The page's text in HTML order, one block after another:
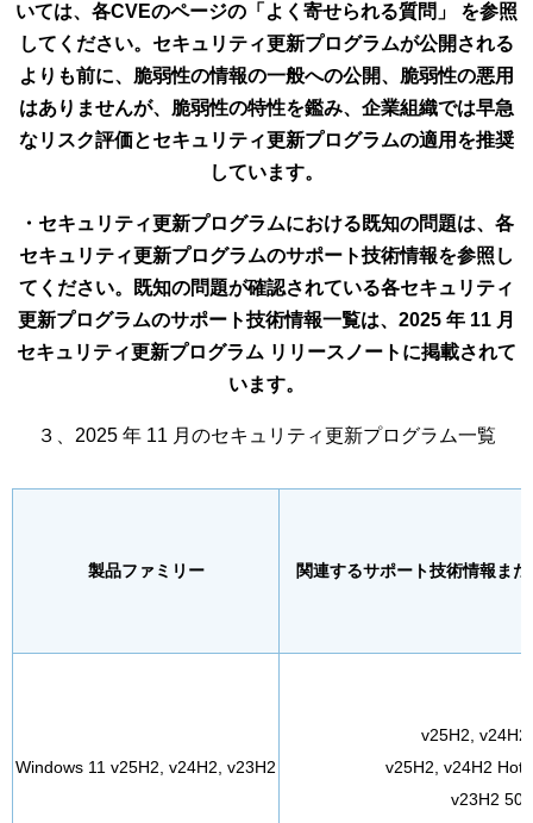
いては、各CVEのページの「よく寄せられる質問」 を参照
してください。セキュリティ更新プログラムが公開される
よりも前に、脆弱性の情報の一般への公開、脆弱性の悪用
はありませんが、脆弱性の特性を鑑み、企業組織では早急
なリスク評価とセキュリティ更新プログラムの適用を推奨
しています。
・セキュリティ更新プログラムにおける既知の問題は、各
セキュリティ更新プログラムのサポート技術情報を参照し
てください。既知の問題が確認されている各セキュリティ
更新プログラムのサポート技術情報一覧は、2025 年 11 月
セキュリティ更新プログラム リリースノートに掲載されて
います。
３、2025 年 11 月のセキュリティ更新プログラム一覧
製品ファミリー 関連するサポート技術情報ま
Windows 11 v25H2, v24H2, v23H2
v25H2, v24H2
v25H2, v24H2
v23H2